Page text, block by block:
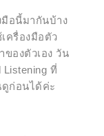
มือนี้มากันบ้าง
ครื่องมือตัว
องตัวเอง วัน
Listening ที่
ก่อนได้ค่ะ